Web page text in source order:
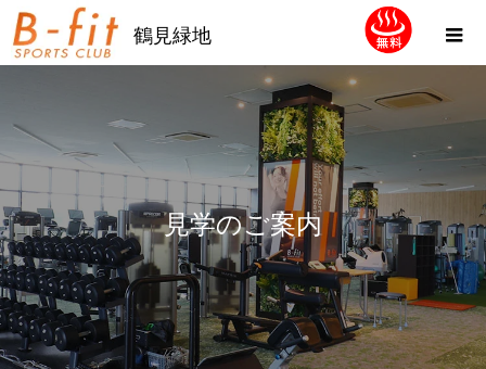
鶴見緑地
見学のご案内